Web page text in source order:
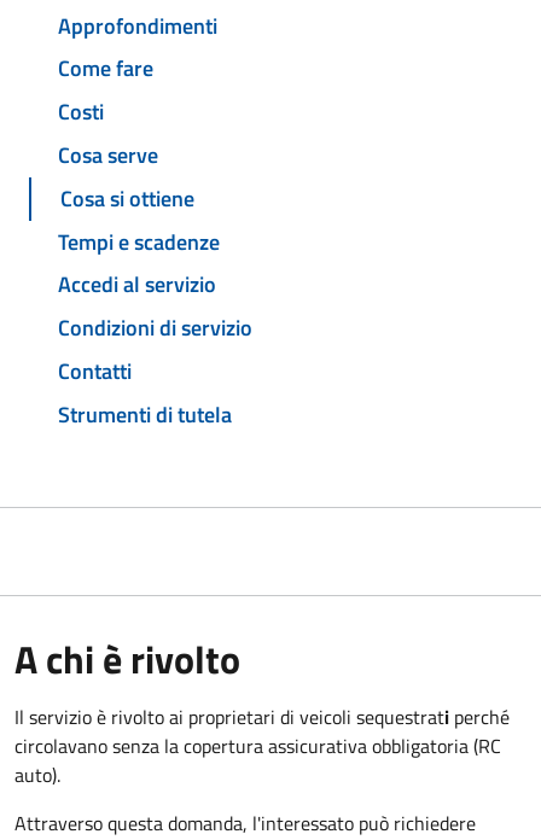
Approfondimenti
Come fare
Costi
Cosa serve
Cosa si ottiene
Tempi e scadenze
Accedi al servizio
Condizioni di servizio
Contatti
Strumenti di tutela
A chi è rivolto
Il servizio è rivolto ai proprietari di veicoli sequestrati perché
circolavano senza la copertura assicurativa obbligatoria (RC
auto).
Attraverso questa domanda, l'interessato può richiedere